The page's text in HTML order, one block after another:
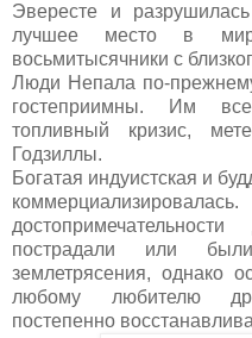
Эвересте и разрушилась
лучшее место в
восьмитысячники с
Люди Непала по-
гостеприимны. Им
топливный кризис,
Годзиллы.
Богатая индуистская и
пострадали или
землетрясения, однако
любому любителю
постепенно